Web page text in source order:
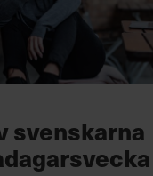
svenskarna